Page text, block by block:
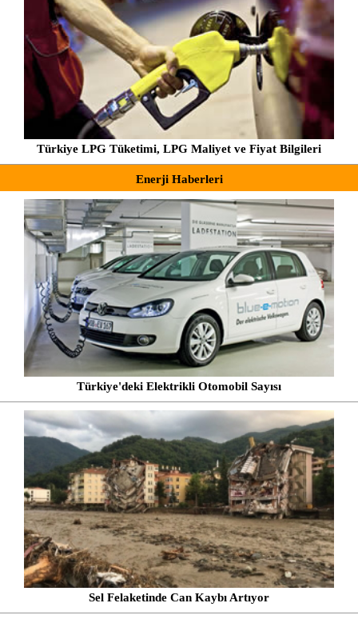
Türkiye LPG Tüketimi, LPG Maliyet ve Fiyat Bilgileri
Enerji Haberleri
Türkiye'deki Elektrikli Otomobil Sayısı
Sel Felaketinde Can Kaybı Artıyor